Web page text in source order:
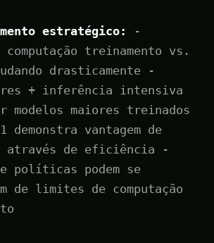
estratégico:
-
computação treinamento vs.
drasticamente -
+ inferência intensiva
modelos maiores treinados
demonstra vantagem de
através de eficiência -
políticas podem se
de limites de computação